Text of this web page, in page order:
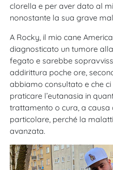
clorella e per aver dato al
nonostante la sua grave
A Rocky, il mio cane
diagnosticato un tumore
fegato e sarebbe
addirittura poche ore,
abbiamo consultato e che
praticare l’eutanasia in
trattamento o cura, a causa
particolare, perché la
avanzata.